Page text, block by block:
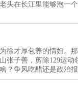
头在长江里能够泡一
徐才厚包养的情妇。
张子善，剪除129运
？争风吃醋还是政治